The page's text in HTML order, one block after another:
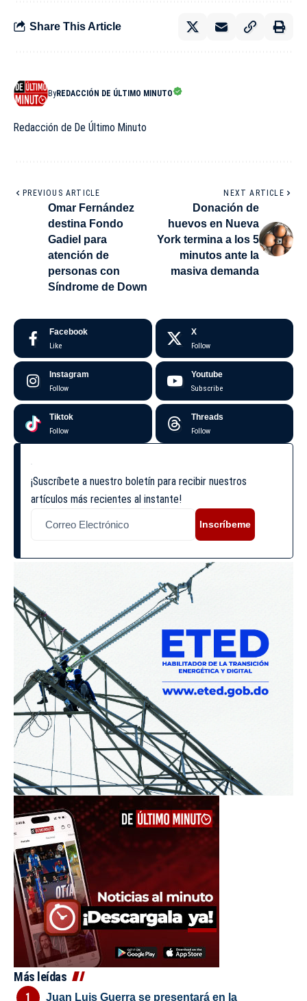
Share This Article
ByREDACCIÓN DE ÚLTIMO MINUTO
Redacción de De Último Minuto
PREVIOUS ARTICLE
Omar Fernández
destina Fondo
Gadiel para
atención de
personas con
Síndrome de Down
NEXT ARTICLE
Donación de
huevos en Nueva
York termina a los 5
minutos ante la
masiva demanda
Facebook
Like
X
Follow
Instagram
Follow
Youtube
Subscribe
Tiktok
Follow
Threads
Follow
¡Suscríbete a nuestro boletín para recibir nuestros
artículos más recientes al instante!
Inscríbeme
Más leídas
Juan Luis Guerra se presentará en la